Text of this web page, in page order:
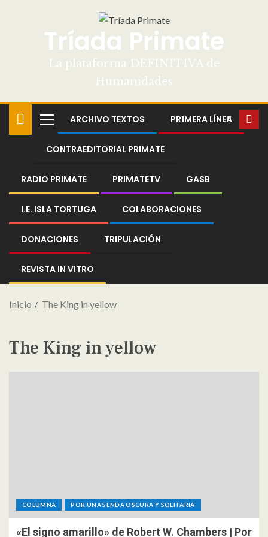
Tríada Primate
La plataforma DEFINITIVA de
Humanidades
ARCHIVO TEXTOS PR1MERA LÍNEA
CONTRAEDITORIAL PRIMATE
RADIO PRIMATE PRIMATETV GASB
I.E. ISLA TORTUGA COLABORACIONES
DONACIONES TRIPULACIÓN
REVISTA IN VITRO
Inicio The King in yellow
The King in yellow
COLUMNA POR UNA SENDA OSCURA Y SOLITARIA
«El signo amarillo» de Robert W. Chambers | Por